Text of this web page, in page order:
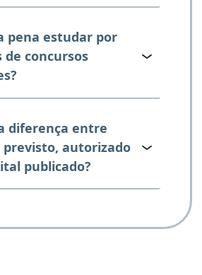
pena estudar por
de concursos
diferença entre
previsto, autorizado
publicado?